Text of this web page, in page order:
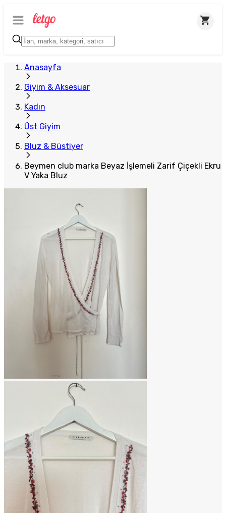
Anasayfa
Giyim & Aksesuar
Kadın
Üst Giyim
Bluz & Büstiyer
Beymen club marka Beyaz İşlemeli Zarif Çiçekli Ekru
V Yaka Bluz